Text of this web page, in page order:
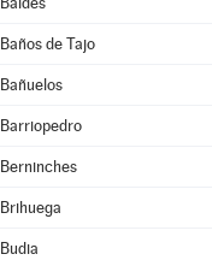
Baños de Tajo
Bañuelos
Barriopedro
Berninches
Brihuega
Budia